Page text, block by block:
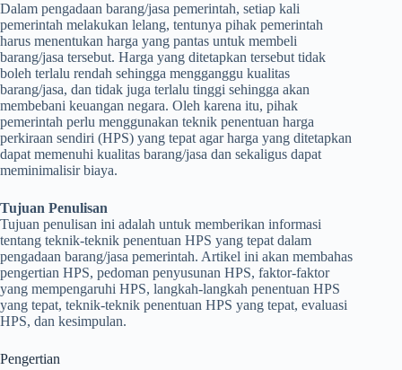
Dalam pengadaan barang/jasa pemerintah, setiap kali
pemerintah melakukan lelang, tentunya pihak pemerintah
harus menentukan harga yang pantas untuk membeli
barang/jasa tersebut. Harga yang ditetapkan tersebut tidak
boleh terlalu rendah sehingga mengganggu kualitas
barang/jasa, dan tidak juga terlalu tinggi sehingga akan
membebani keuangan negara. Oleh karena itu, pihak
pemerintah perlu menggunakan teknik penentuan harga
perkiraan sendiri (HPS) yang tepat agar harga yang ditetapkan
dapat memenuhi kualitas barang/jasa dan sekaligus dapat
meminimalisir biaya.
Tujuan Penulisan
Tujuan penulisan ini adalah untuk memberikan informasi
tentang teknik-teknik penentuan HPS yang tepat dalam
pengadaan barang/jasa pemerintah. Artikel ini akan membahas
pengertian HPS, pedoman penyusunan HPS, faktor-faktor
yang mempengaruhi HPS, langkah-langkah penentuan HPS
yang tepat, teknik-teknik penentuan HPS yang tepat, evaluasi
HPS, dan kesimpulan.
Pengertian